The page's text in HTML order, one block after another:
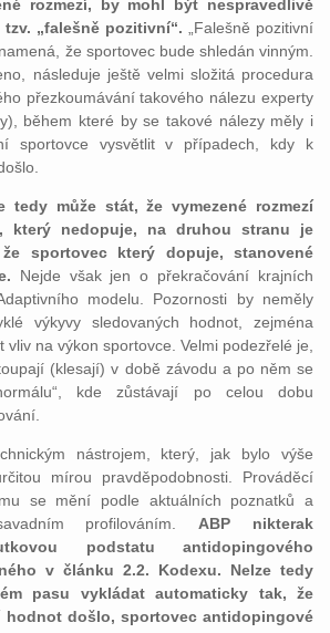
rozmezí, by mohl být nespravedlivě
„falešně pozitivní“. „Falešně pozitivní
že sportovec bude shledán vinným.
následuje ještě velmi složitá procedura
přezkoumávání takového nálezu experty
během které by se takové nálezy měly i
sportovce vysvětlit v případech, kdy k
tedy může stát, že vymezené rozmezí
který nedopuje, na druhou stranu je
sportovec který dopuje, stanovené
Nejde však jen o překračování krajních
modelu. Pozornosti by neměly
výkyvy sledovaných hodnot, zejména
na výkon sportovce. Velmi podezřelé je,
(klesají) v době závodu a po něm se
kde zůstávají po celou dobu
nástrojem, který, jak bylo výše
mírou pravděpodobnosti. Prováděcí
se mění podle aktuálních poznatků a
profilováním. ABP nikterak
podstatu antidopingového
v článku 2.2. Kodexu. Nelze tedy
pasu vykládat automaticky tak, že
hodnot došlo, sportovec antidopingové